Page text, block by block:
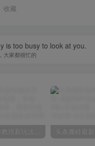
收藏
is too busy to look at you.
大家都很忙的